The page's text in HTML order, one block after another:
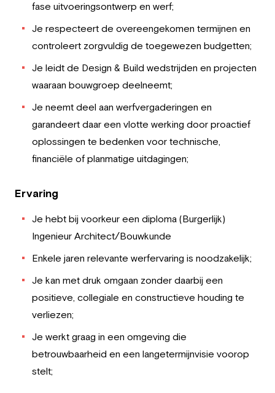
fase uitvoeringsontwerp en werf;
Je respecteert de overeengekomen termijnen en
controleert zorgvuldig de toegewezen budgetten;
Je leidt de Design & Build wedstrijden en projecten
waaraan bouwgroep deelneemt;
Je neemt deel aan werfvergaderingen en
garandeert daar een vlotte werking door proactief
oplossingen te bedenken voor technische,
financiële of planmatige uitdagingen;
Ervaring
Je hebt bij voorkeur een diploma (Burgerlijk)
Ingenieur Architect/Bouwkunde
Enkele jaren relevante werfervaring is noodzakelijk;
Je kan met druk omgaan zonder daarbij een
positieve, collegiale en constructieve houding te
verliezen;
Je werkt graag in een omgeving die
betrouwbaarheid en een langetermijnvisie voorop
stelt;